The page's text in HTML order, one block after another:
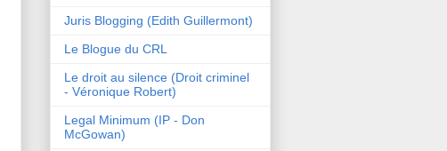
Juris Blogging (Edith Guillermont)
Le Blogue du CRL
Le droit au silence (Droit criminel
- Véronique Robert)
Legal Minimum (IP - Don
McGowan)